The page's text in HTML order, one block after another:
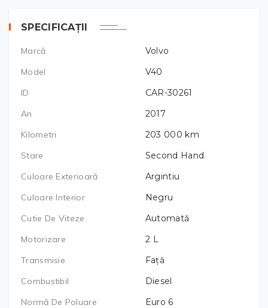
SPECIFICAȚII
Marcă
Volvo
Model
V40
ID
CAR-30261
An
2017
Kilometri
203 000 km
Stare
Second Hand
Culoare Exterioară
Argintiu
Culoare Interior
Negru
Cutie De Viteze
Automată
Motorizare
2 L
Transmisie
Față
Combustibil
Diesel
Normă De Poluare
Euro 6